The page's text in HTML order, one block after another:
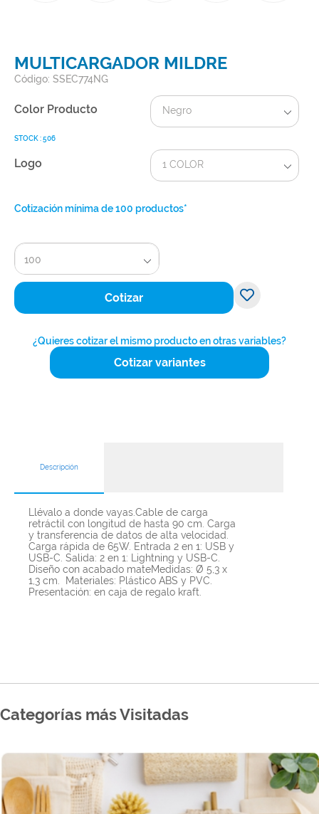
MULTICARGADOR MILDRE
Código: SSEC774NG
Color Producto Negro
STOCK : 506
Logo 1 COLOR
Cotización mínima de 100 productos*
100
Cotizar
¿Quieres cotizar el mismo producto en otras variables?
Cotizar variantes
Descripción
Llévalo a donde vayas.Cable de carga
retráctil con longitud de hasta 90 cm. Carga
y transferencia de datos de alta velocidad.
Carga rápida de 65W. Entrada 2 en 1: USB y
USB-C. Salida: 2 en 1: Lightning y USB-C.
Diseño con acabado mateMedidas: Ø 5,3 x
1,3 cm. Materiales: Plástico ABS y PVC.
Presentación: en caja de regalo kraft.
Categorías más Visitadas